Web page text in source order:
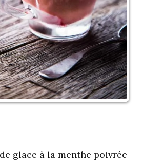
glace à la menthe poivrée